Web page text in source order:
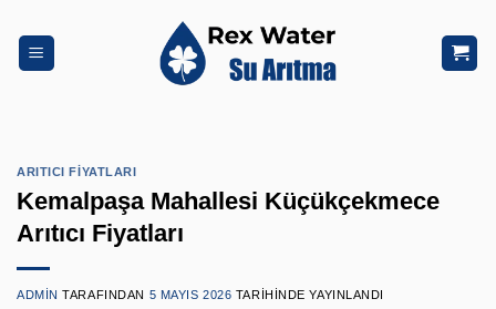
atla
ARITICI FIYATLARI
Kemalpaşa Mahallesi Küçükçekmece
Arıtıcı Fiyatları
ADMIN TARAFINDAN 5 MAYIS 2026 TARIHINDE YAYINLANDI